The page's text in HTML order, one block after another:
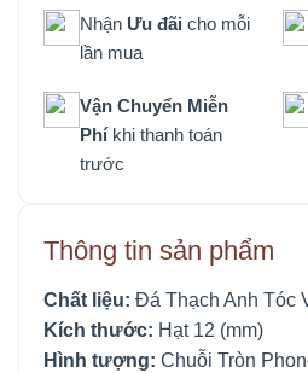
Nhận Ưu đãi cho mỗi
lần mua
Vận Chuyển Miễn
Phíkhi thanh toán
trước
Thông tin sản phẩm
Chất liệu: Đá Thạch Anh Tóc
Kích thước: Hạt 12 (mm)
Hình tượng: Chuỗi Tròn